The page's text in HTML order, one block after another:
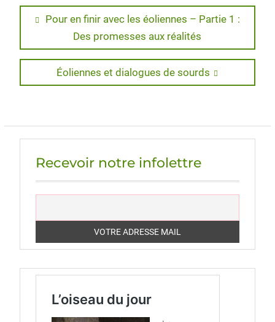
Navigation
l’article
Previous
Pour en finir avec les éoliennes – Partie 1 :
Des promesses aux réalités
Next
post:
Éoliennes et dialogues de sourds
Recevoir notre infolettre